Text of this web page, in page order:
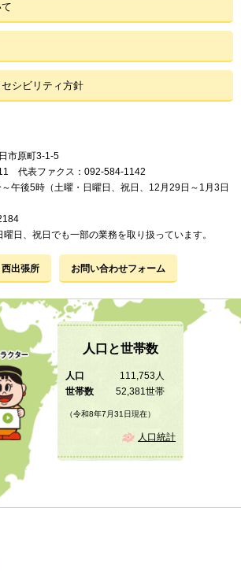
シビリティ方針
市原町3-1-5
代表ファクス：092-584-1142
午後5時（土曜・日曜日、祝日、12月29日～1月3日
日、祝日でも一部の業務を取り扱っています。
出張所 お問い合わせフォーム
人口と世帯数
人口
111,753人
世帯数
52,381世帯
（令和8年7月31日現在）
人口統計